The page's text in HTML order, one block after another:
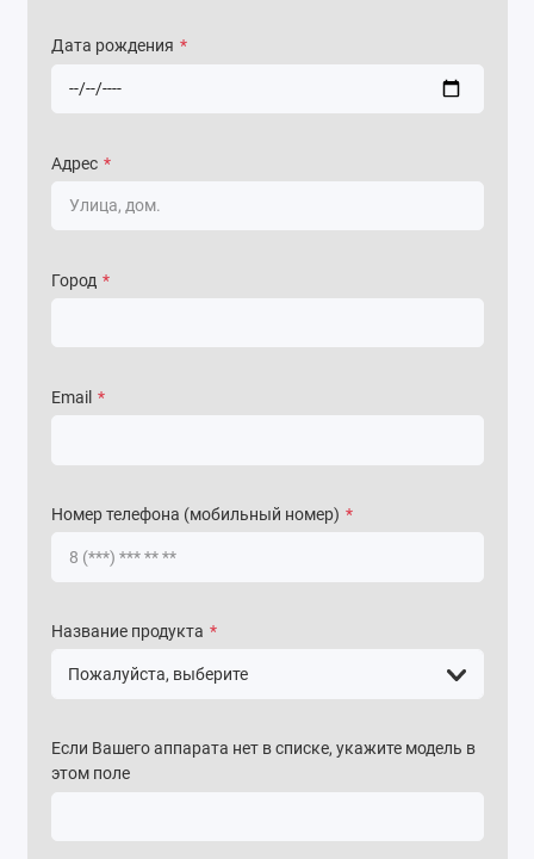
Дата рождения *
Адрес *
Город *
Email *
Номер телефона (мобильный номер) *
Название продукта *
Если Вашего аппарата нет в списке, укажите модель в
этом поле